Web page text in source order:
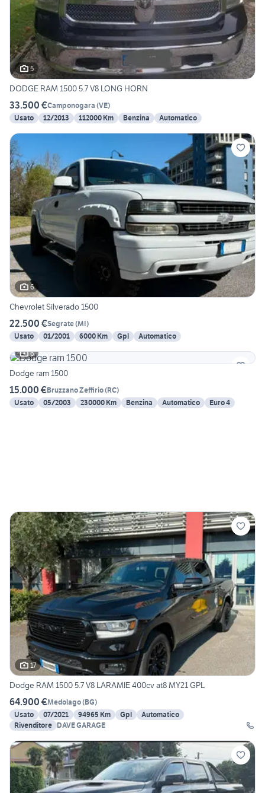
5
DODGE RAM 1500 5.7 V8 LONG HORN
33.500 €Camponogara (VE)
Usato
12/2013 112000 Km Benzina Automatico
6
Chevrolet Silverado 1500
22.500 €Segrate(MI)
Usato
01/2001 6000 Km Gpl
Automatico
6
Dodge ram 1500
15.000 €Bruzzano Zeffirio(RC)
Usato
05/2003 230000 Km Benzina Automatico Euro 4
17
Dodge RAM 1500 5.7 V8 LARAMIE 400cv at8 MY21 GPL
64.900 €Medolago(BG)
Usato
07/2021 94965 Km Gpl
Automatico
Rivenditore DAVE GARAGE